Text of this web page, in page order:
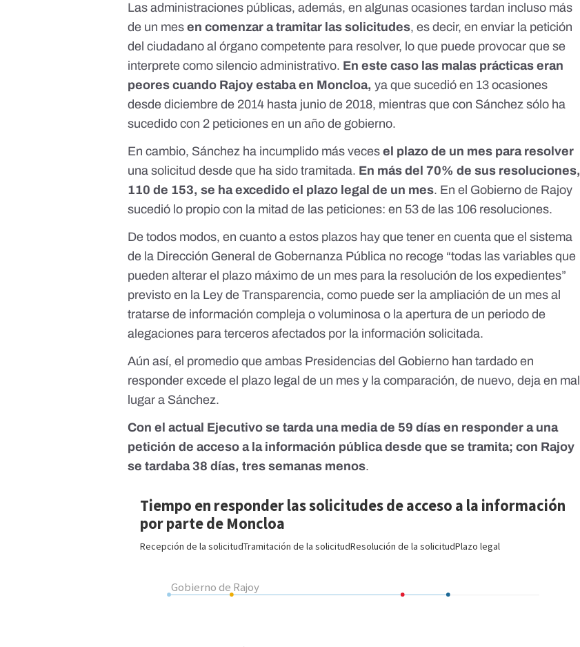
Las administraciones públicas, además, en algunas ocasiones tardan incluso más
de un mesen comenzar a tramitar las solicitudes, es decir, en enviar la petición
del ciudadano al órgano competente para resolver, lo que puede provocar que se
interprete como silencio administrativo. En este caso las malas prácticas eran
peores cuando Rajoy estaba en Moncloa, ya que sucedió en 13 ocasiones
desde diciembre de 2014 hasta junio de 2018, mientras que con Sánchez sólo ha
sucedido con 2 peticiones en un año de gobierno.
En cambio, Sánchez ha incumplido más vecesel plazo de un mes para resolver
una solicitud desde que ha sido tramitada. En más del 70% de sus resoluciones,
110 de 153, se ha excedido el plazo legal de un mes. En el Gobierno de Rajoy
sucedió lo propio con la mitad de las peticiones: en 53 de las 106 resoluciones.
De todos modos, en cuanto a estos plazos hay que tener en cuenta que el sistema
de la Dirección General de Gobernanza Pública no recoge “todas las variables que
pueden alterar el plazo máximo de un mes para la resolución de los expedientes”
previsto en la Ley de Transparencia, como puede ser la ampliación de un mes al
tratarse de información compleja o voluminosa o la apertura de un periodo de
alegaciones para terceros afectados por la información solicitada.
Aún así, el promedio que ambas Presidencias del Gobierno han tardado en
responder excede el plazo legal de un mes y la comparación, de nuevo, deja en mal
lugar a Sánchez.
Con el actual Ejecutivo se tarda una media de 59 días en responder a una
petición de acceso a la información pública desde que se tramita; con Rajoy
se tardaba 38 días, tres semanas menos.